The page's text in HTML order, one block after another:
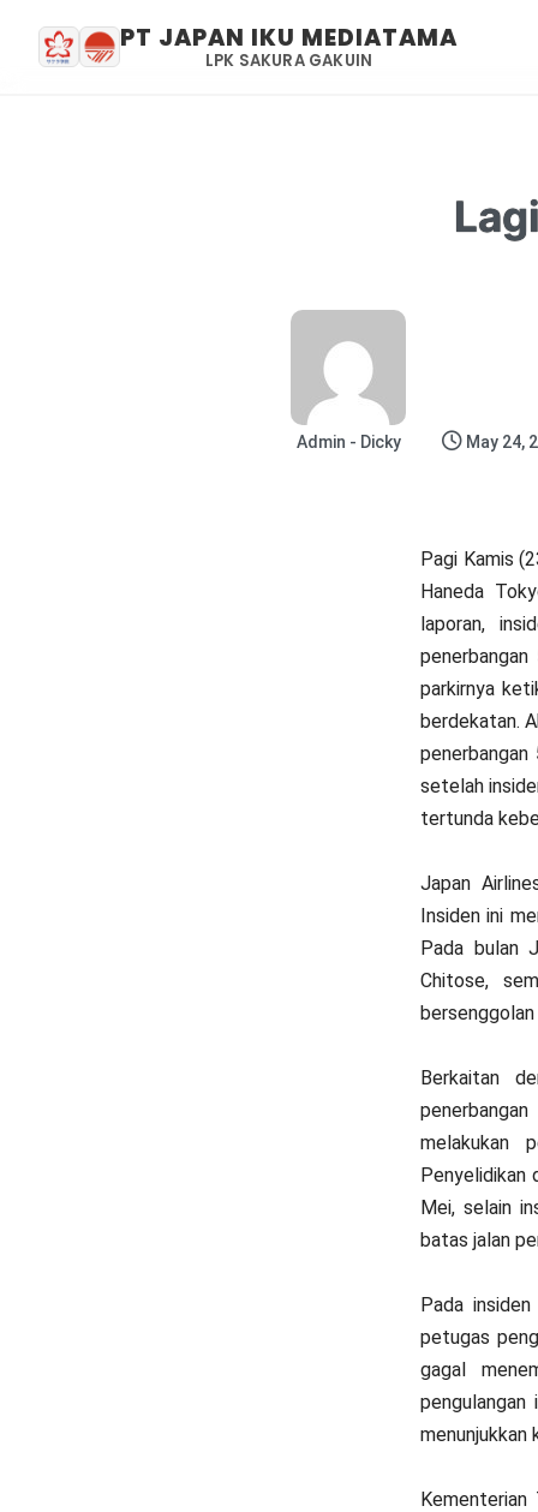
PT JAPAN IKU MEDIATAMA
LPK SAKURA GAKUIN
Admin - Dicky May 24,
Pagi Kamis
Haneda
laporan,
parkirnya
berdekatan.
setelah
tertunda
Japan
Insiden ini
Pada bulan
Chitose,
bersenggolan
Berkaitan
melakukan
Penyelidikan
Mei, selain
batas jalan
Pada
petugas
gagal
menunjukkan
Kementerian